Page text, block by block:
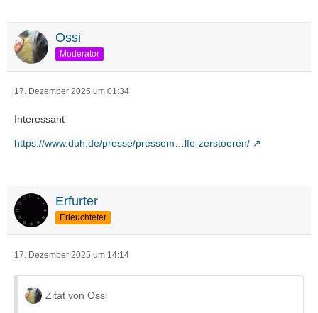
Ossi
Moderator
17. Dezember 2025 um 01:34
Interessant
https://www.duh.de/presse/pressem…lfe-zerstoeren/
Erfurter
Erleuchteter
17. Dezember 2025 um 14:14
Zitat von Ossi